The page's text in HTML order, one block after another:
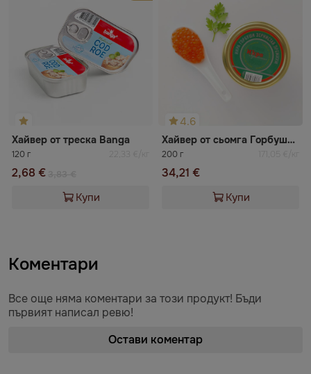
Хайвер от треска Banga
120 г 22,33 €/кг
2,68 €
Купи
4.6
Хайвер от сьомга Горбуша Erste caviar
200 г 171,05 €/кг
34,21 €
Купи
Коментари
Все още няма коментари за този продукт! Бъди
първият написал ревю!
Остави коментар